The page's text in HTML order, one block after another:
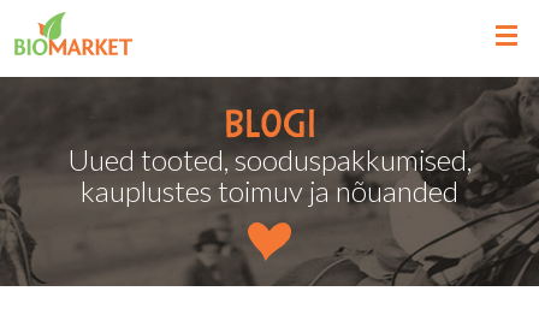
Blogi
Uued tooted, sooduspakkumised,
kauplustes toimuv ja nõuanded